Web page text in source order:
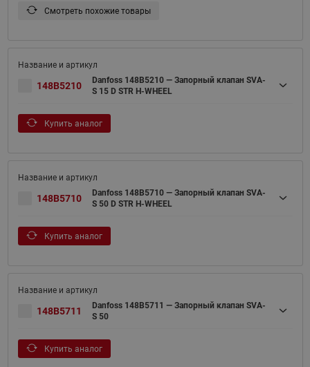
Смотреть похожие товары
148B5210
Danfoss 148B5210 — Запорный клапан SVA-
S 15 D STR H-WHEEL
Купить аналог
148B5710
Danfoss 148B5710 — Запорный клапан SVA-
S 50 D STR H-WHEEL
Купить аналог
148B5711
Danfoss 148B5711 — Запорный клапан SVA-
S 50
Купить аналог